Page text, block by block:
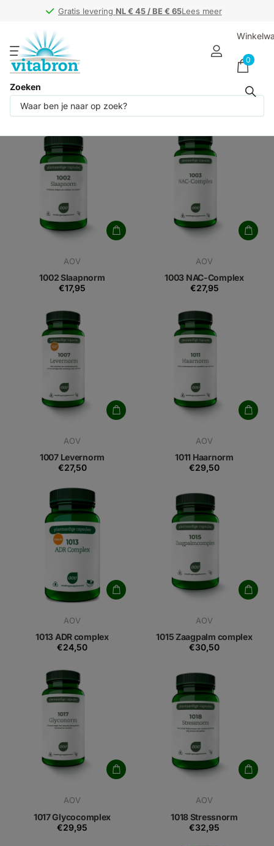
Gratis levering NL € 45 / BE € 65Lees meer
Gratis levering NL € 45 / BE € 65
Zoeken
0
Producten (2154)
AOV
1002 Slaapnorm
€17,95
AOV
1003 NAC-Complex
€27,95
AOV
1007 Levernorm
€27,50
AOV
1011 Haarnorm
€29,50
AOV
1013 ADR complex
€24,50
AOV
1015 Zaagpalm complex
€30,50
AOV
1017 Glycocomplex
€29,95
AOV
1018 Stressnorm
€32,95